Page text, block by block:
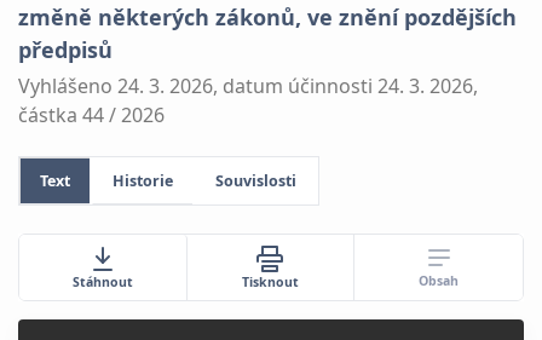
změně některých zákonů, ve znění pozdějších
předpisů
Vyhlášeno 24. 3. 2026, datum účinnosti 24. 3. 2026,
částka 44 / 2026
Text Historie Souvislosti
Stáhnout Tisknout Obsah